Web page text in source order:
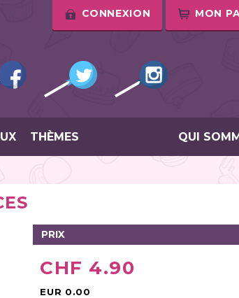
CONNEXION MON
THÈMES QUI
PRIX
CHF 4.90
EUR 0.00